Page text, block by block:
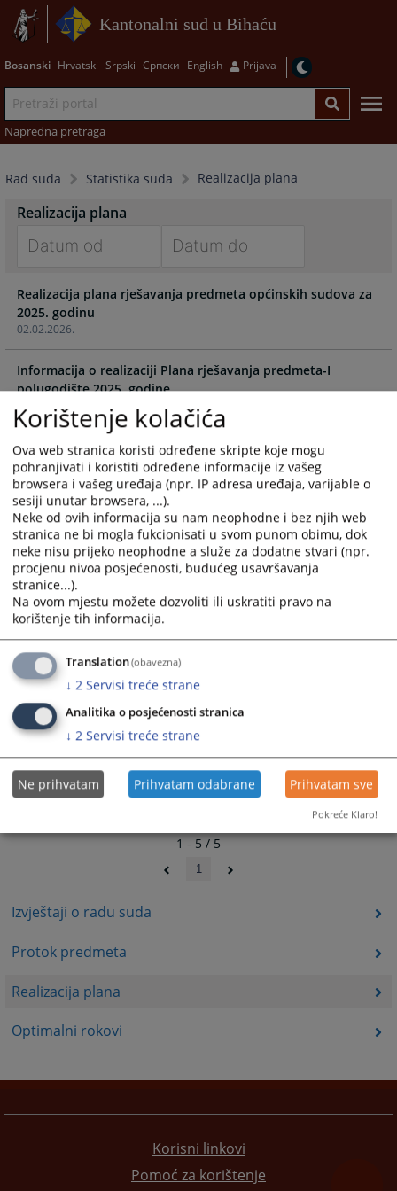
Kantonalni sud u Bihaću
Bosanski Hrvatski Srpski Српски English Prijava
Napredna pretraga
Rad suda Statistika suda Realizacija plana
Izvještaji o radu suda
Protok predmeta
Realizacija plana
Optimalni rokovi
Realizacija plana
forward
to
interact
with
the
calendar
and
select
a
date.
Press
the
question
mark
key
to
get
the
keyboard
shortcuts
for
changing
dates.
forward
with
the
calendar
and
select
a
date.
Press
the
question
mark
key
get
the
keyboard
shortcuts
for
changing
02.02.2026.
Realizacija plana rješavanja predmeta općinskih sudova za
2025. godinu
15.07.2025.
Informacija o realizaciji Plana rješavanja predmeta-I
polugodište 2025. godine
29.01.2024.
Informacija o realizaciji plana općinskih sudova USK-a
20.10.2021.
Realizacija plana
20.10.2021.
Izvještaji o realizaciji planova
1 - 5 / 5
1
Korisni linkovi
Pomoć za korištenje
Korištenje kolačića
Ova web stranica koristi određene skripte koje mogu
pohranjivati i koristiti određene informacije iz vašeg
browsera i vašeg uređaja (npr. IP adresa uređaja, varijable o
sesiji unutar browsera, ...).
Neke od ovih informacija su nam neophodne i bez njih web
stranica ne bi mogla fukcionisati u svom punom obimu, dok
neke nisu prijeko neophodne a služe za dodatne stvari (npr.
procjenu nivoa posjećenosti, budućeg usavršavanja
stranice...).
Na ovom mjestu možete dozvoliti ili uskratiti pravo na
korištenje tih informacija.
Translation(obavezna)
↓ 2 Servisi treće strane
Analitika o posjećenosti stranica
↓ 2 Servisi treće strane
Ne prihvatam Prihvatam odabrane Prihvatam sve
Pokreće Klaro!